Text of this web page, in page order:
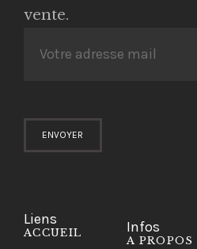
vente.
Liens
ACCUEIL
Infos
A PROPOS